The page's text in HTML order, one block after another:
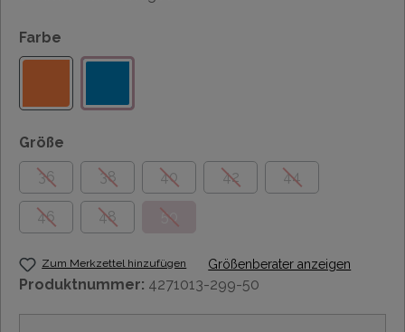
Farbe
Größe
36
38 40 42 44
46 48 50
Zum Merkzettel hinzufügen Größenberater anzeigen
Produktnummer: 4271013-299-50